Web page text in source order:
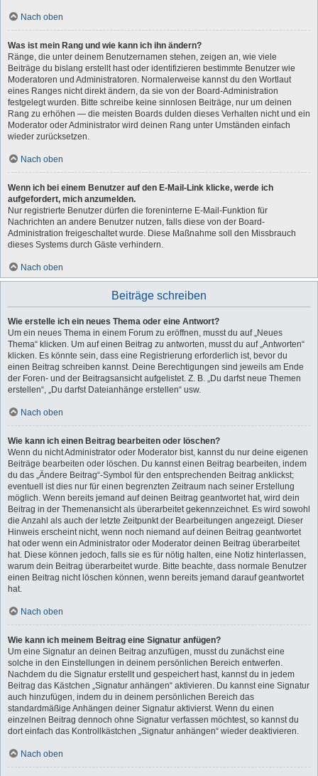
Nach oben
Was ist mein Rang und wie kann ich ihn ändern?
Ränge, die unter deinem Benutzernamen stehen, zeigen an, wie viele
Beiträge du bislang erstellt hast oder identifizieren bestimmte Benutzer wie
Moderatoren und Administratoren. Normalerweise kannst du den Wortlaut
eines Ranges nicht direkt ändern, da sie von der Board-Administration
festgelegt wurden. Bitte schreibe keine sinnlosen Beiträge, nur um deinen
Rang zu erhöhen — die meisten Boards dulden dieses Verhalten nicht und ein
Moderator oder Administrator wird deinen Rang unter Umständen einfach
wieder zurücksetzen.
Nach oben
Wenn ich bei einem Benutzer auf den E-Mail-Link klicke, werde ich
aufgefordert, mich anzumelden.
Nur registrierte Benutzer dürfen die foreninterne E-Mail-Funktion für
Nachrichten an andere Benutzer nutzen, falls diese von der Board-
Administration freigeschaltet wurde. Diese Maßnahme soll den Missbrauch
dieses Systems durch Gäste verhindern.
Nach oben
Beiträge schreiben
Wie erstelle ich ein neues Thema oder eine Antwort?
Um ein neues Thema in einem Forum zu eröffnen, musst du auf „Neues
Thema“ klicken. Um auf einen Beitrag zu antworten, musst du auf „Antworten“
klicken. Es könnte sein, dass eine Registrierung erforderlich ist, bevor du
einen Beitrag schreiben kannst. Deine Berechtigungen sind jeweils am Ende
der Foren- und der Beitragsansicht aufgelistet. Z. B. „Du darfst neue Themen
erstellen“, „Du darfst Dateianhänge erstellen“ usw.
Nach oben
Wie kann ich einen Beitrag bearbeiten oder löschen?
Wenn du nicht Administrator oder Moderator bist, kannst du nur deine eigenen
Beiträge bearbeiten oder löschen. Du kannst einen Beitrag bearbeiten, indem
du das „Ändere Beitrag“-Symbol für den entsprechenden Beitrag anklickst;
eventuell ist dies nur für einen begrenzten Zeitraum nach seiner Erstellung
möglich. Wenn bereits jemand auf deinen Beitrag geantwortet hat, wird dein
Beitrag in der Themenansicht als überarbeitet gekennzeichnet. Es wird sowohl
die Anzahl als auch der letzte Zeitpunkt der Bearbeitungen angezeigt. Dieser
Hinweis erscheint nicht, wenn noch niemand auf deinen Beitrag geantwortet
hat oder wenn ein Administrator oder Moderator deinen Beitrag überarbeitet
hat. Diese können jedoch, falls sie es für nötig halten, eine Notiz hinterlassen,
warum dein Beitrag überarbeitet wurde. Bitte beachte, dass normale Benutzer
einen Beitrag nicht löschen können, wenn bereits jemand darauf geantwortet
hat.
Nach oben
Wie kann ich meinem Beitrag eine Signatur anfügen?
Um eine Signatur an deinen Beitrag anzufügen, musst du zunächst eine
solche in den Einstellungen in deinem persönlichen Bereich entwerfen.
Nachdem du die Signatur erstellt und gespeichert hast, kannst du in jedem
Beitrag das Kästchen „Signatur anhängen“ aktivieren. Du kannst eine Signatur
auch hinzufügen, indem du in deinem persönlichen Bereich das
standardmäßige Anhängen deiner Signatur aktivierst. Wenn du einen
einzelnen Beitrag dennoch ohne Signatur verfassen möchtest, so kannst du
dort einfach das Kontrollkästchen „Signatur anhängen“ wieder deaktivieren.
Nach oben